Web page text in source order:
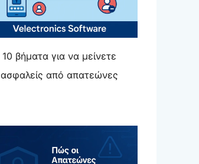
10 βήματα για να μείνετε
ασφαλείς από απατεώνες